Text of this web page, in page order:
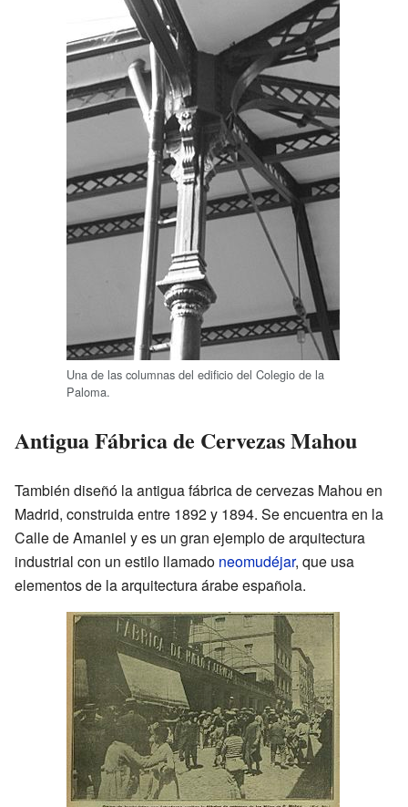
Una de las columnas del edificio del Colegio de la
Paloma.
Antigua Fábrica de Cervezas Mahou
También diseñó la antigua fábrica de cervezas Mahou en
Madrid, construida entre 1892 y 1894. Se encuentra en la
Calle de Amaniel y es un gran ejemplo de arquitectura
industrial con un estilo llamado neomudéjar, que usa
elementos de la arquitectura árabe española.